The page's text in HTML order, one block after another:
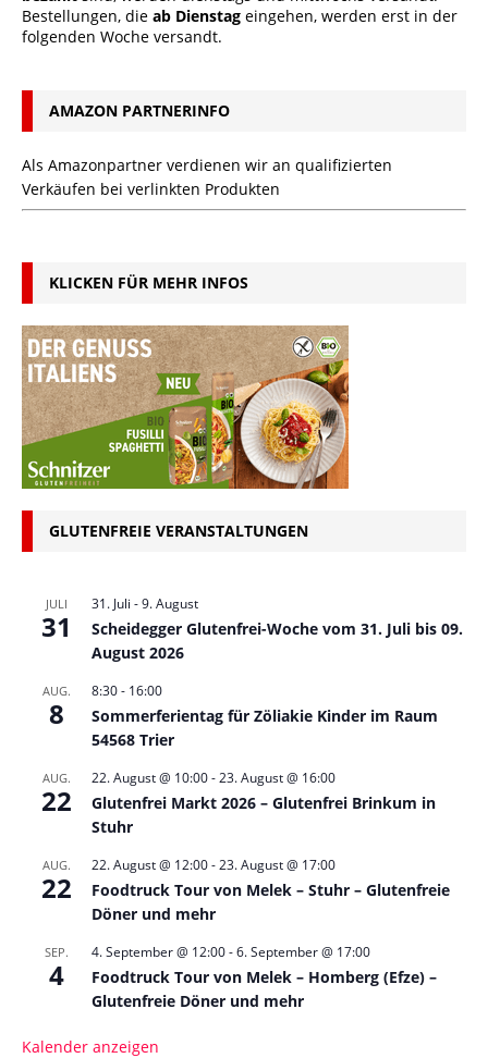
Bestellungen, die ab Dienstag eingehen, werden erst in der
folgenden Woche versandt.
AMAZON PARTNERINFO
Als Amazonpartner verdienen wir an qualifizierten
Verkäufen bei verlinkten Produkten
KLICKEN FÜR MEHR INFOS
GLUTENFREIE VERANSTALTUNGEN
JULI
31
31. Juli -9. August
Scheidegger Glutenfrei-Woche vom 31. Juli bis 09.
August 2026
AUG.
8
8:30- 16:00
Sommerferientag für Zöliakie Kinder im Raum
54568 Trier
AUG.
22
22. August @ 10:00-23. August @ 16:00
Glutenfrei Markt 2026 – Glutenfrei Brinkum in
Stuhr
AUG.
22
22. August @ 12:00-23. August @ 17:00
Foodtruck Tour von Melek – Stuhr – Glutenfreie
Döner und mehr
SEP.
4
4. September @ 12:00-6. September @ 17:00
Foodtruck Tour von Melek – Homberg (Efze) –
Glutenfreie Döner und mehr
Kalender anzeigen